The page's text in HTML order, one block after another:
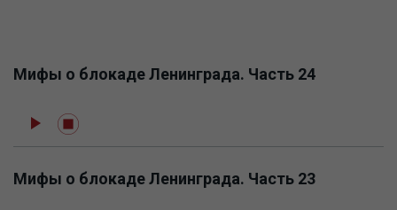
Мифы о блокаде Ленинграда. Часть 24
Мифы о блокаде Ленинграда. Часть 23